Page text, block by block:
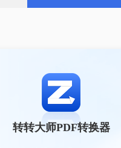
转转大师PDF转换器